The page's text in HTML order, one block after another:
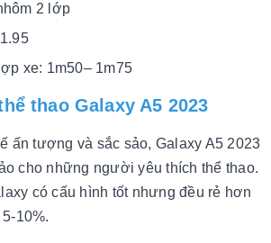
2 lớp
xe: 1m50– 1m75
thao Galaxy A5 2023
ấn tượng và sắc sảo, Galaxy A5 2023
cho những người yêu thích thể thao.
có cấu hình tốt nhưng đều rẻ hơn
10%.